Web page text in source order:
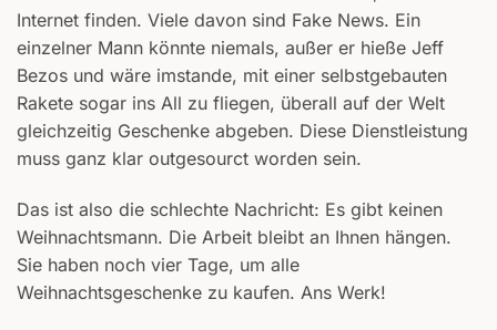
Internet finden. Viele davon sind Fake News. Ein
einzelner Mann könnte niemals, außer er hieße Jeff
Bezos und wäre imstande, mit einer selbstgebauten
Rakete sogar ins All zu fliegen, überall auf der Welt
gleichzeitig Geschenke abgeben. Diese Dienstleistung
muss ganz klar outgesourct worden sein.
Das ist also die schlechte Nachricht: Es gibt keinen
Weihnachtsmann. Die Arbeit bleibt an Ihnen hängen.
Sie haben noch vier Tage, um alle
Weihnachtsgeschenke zu kaufen. Ans Werk!